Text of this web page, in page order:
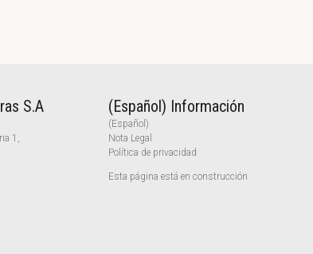
S.A
1,
(Español) Información
(Español)
Nota Legal
Política de privacidad
Esta página está en construcción